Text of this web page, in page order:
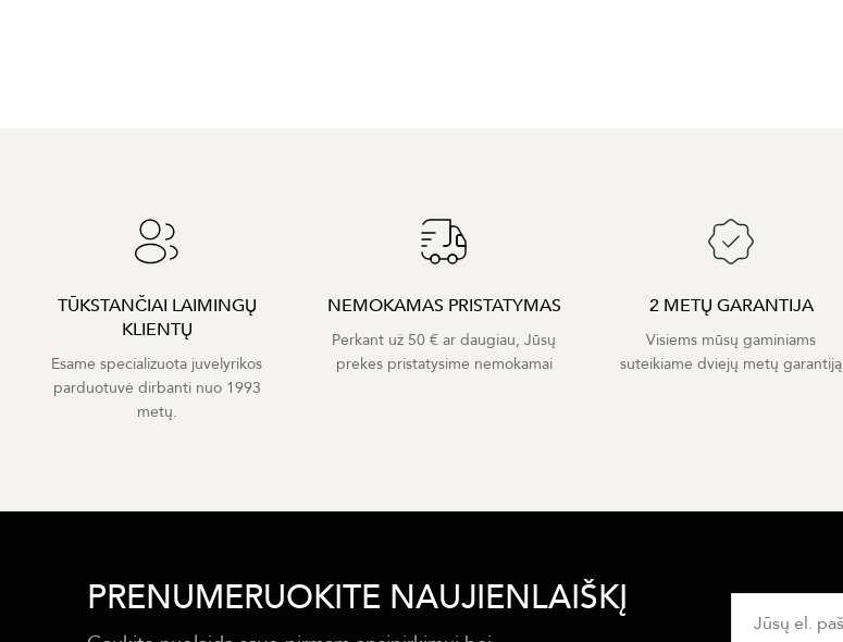
TŪKSTANČIAI LAIMINGŲ
KLIENTŲ
Esame specializuota juvelyrikos
parduotuvė dirbanti nuo 1993
metų.
NEMOKAMAS PRISTATYMAS
Perkant už 50 € ar daugiau, Jūsų
prekes pristatysime nemokamai
2 METŲ GARANTIJA
Visiems mūsų gaminiams
suteikiame dviejų metų garantiją
PRENUMERUOKITE NAUJIENLAIŠKĮ